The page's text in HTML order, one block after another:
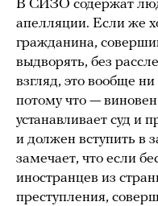
В СИЗО содержат
апелляции. Если же
гражданина,
выдворять, без
взгляд, это вообще
потому что —
устанавливает суд и
и должен вступить в
замечает, что если
иностранцев из
преступления,